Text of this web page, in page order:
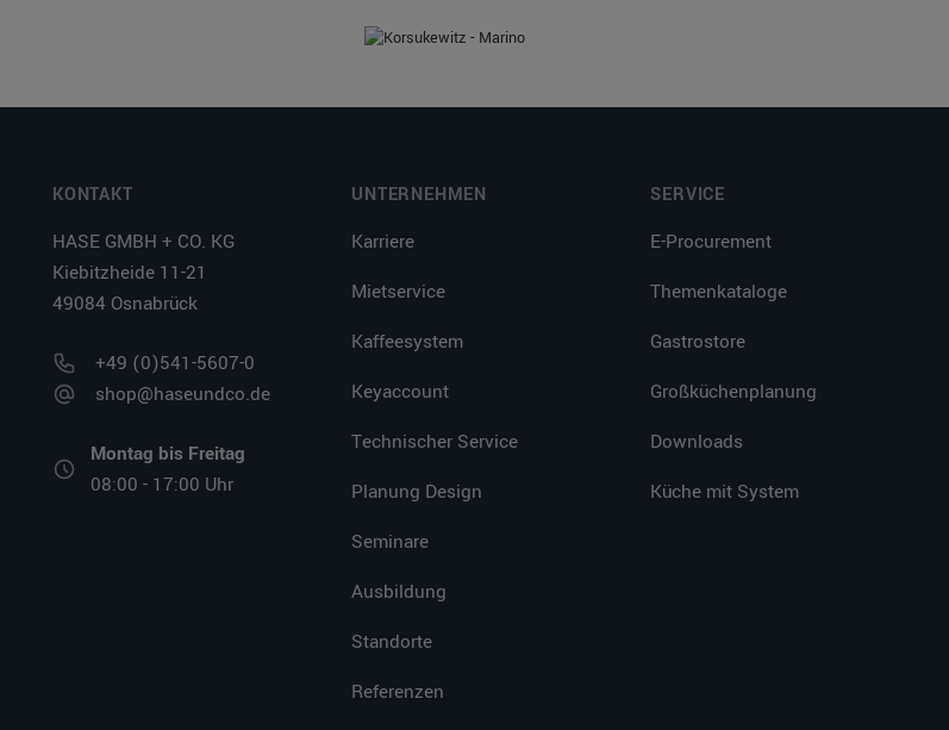
KONTAKT
HASE GMBH + CO. KG
Kiebitzheide 11-21
49084 Osnabrück
+49 (0)541-5607-0
shop@haseundco.de
Montag bis Freitag
08:00 - 17:00 Uhr
UNTERNEHMEN
Karriere
Mietservice
Kaffeesystem
Keyaccount
Technischer Service
Planung Design
Seminare
Ausbildung
Standorte
Referenzen
SERVICE
E-Procurement
Themenkataloge
Gastrostore
Großküchenplanung
Downloads
Küche mit System